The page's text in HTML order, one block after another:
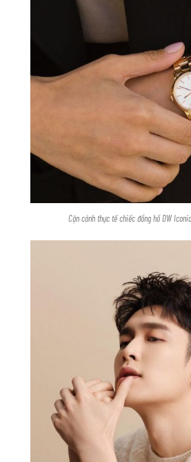
Cận cảnh thực tế chiếc đồng hồ DW